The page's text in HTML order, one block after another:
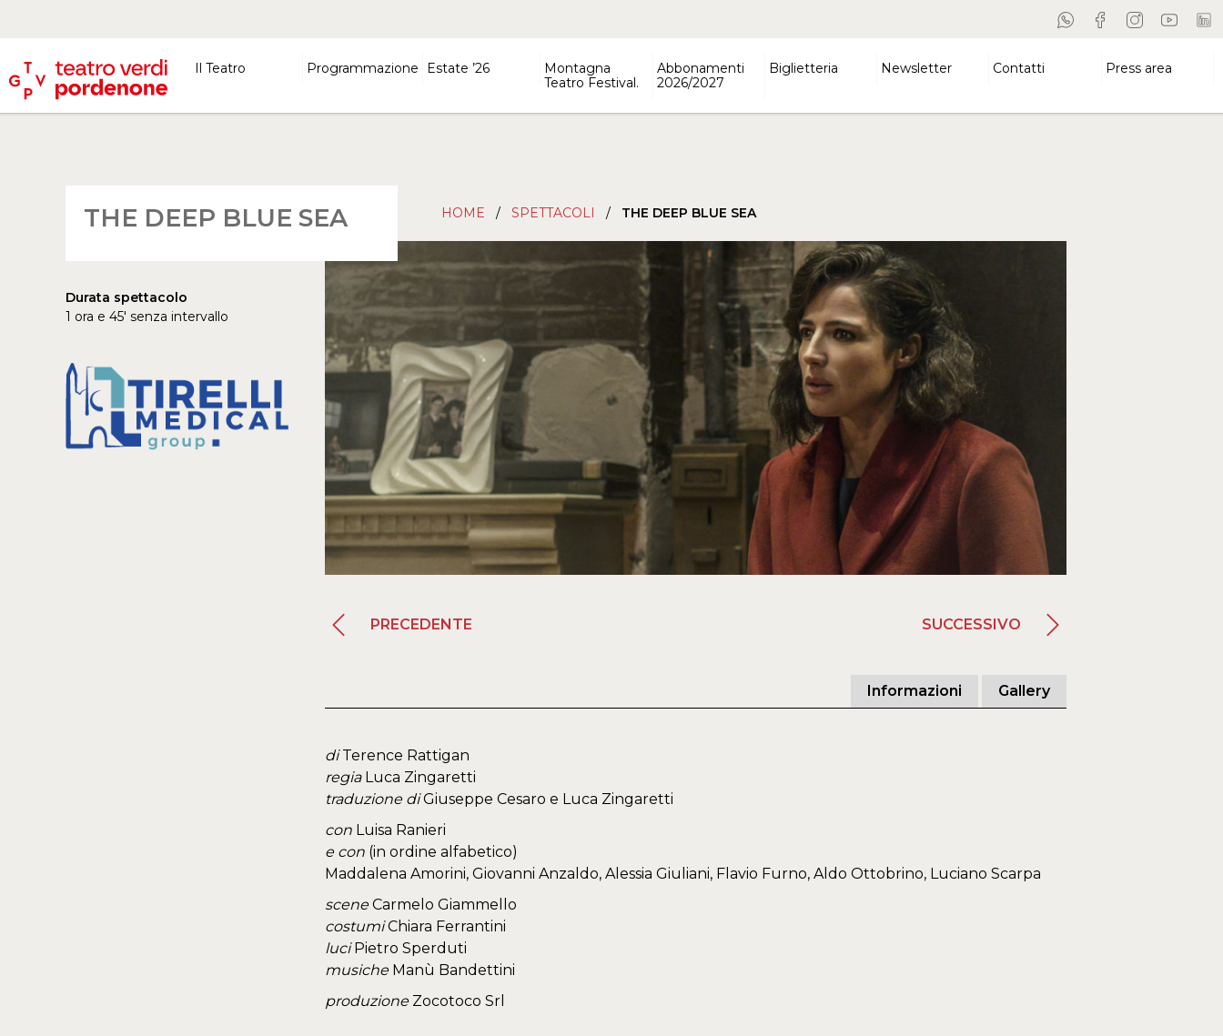
Il Teatro Programmazione Estate ’26
Montagna
Teatro Festival.
Abbonamenti
2026/2027
Biglietteria Newsletter Contatti Press area
THE DEEP BLUE SEA
Durata spettacolo
1 ora e 45' senza intervallo
HOME / SPETTACOLI / THE DEEP BLUE SEA
PRECEDENTE SUCCESSIVO
Informazioni Gallery
diTerence Rattigan
regiaLuca Zingaretti
traduzione diGiuseppe Cesaro e Luca Zingaretti
con Luisa Ranieri
e con (in ordine alfabetico)
Maddalena Amorini, Giovanni Anzaldo, Alessia Giuliani, Flavio Furno, Aldo Ottobrino, Luciano Scarpa
sceneCarmelo Giammello
costumiChiara Ferrantini
luciPietro Sperduti
musicheManù Bandettini
produzioneZocotoco Srl